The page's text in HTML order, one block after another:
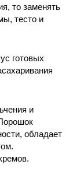
то заменять
тесто и
готовых
и
обладает